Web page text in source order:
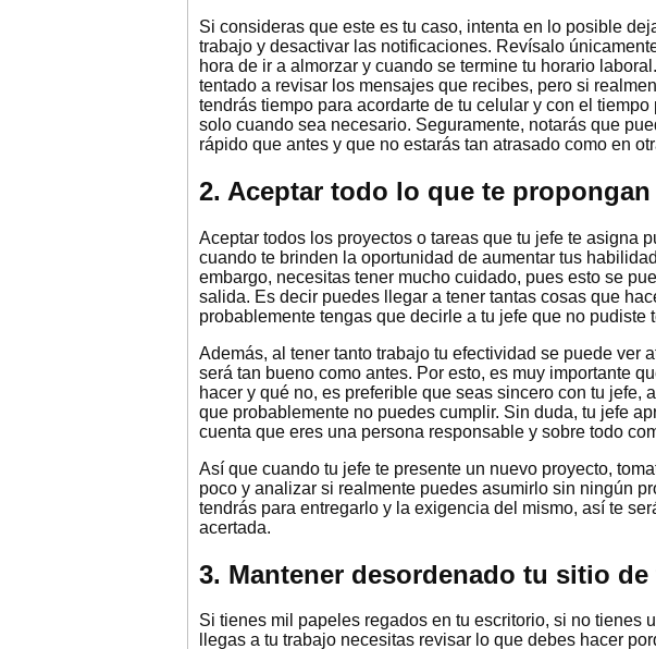
Si consideras que este es tu caso, intenta en lo posible
trabajo y desactivar las notificaciones. Revísalo
hora de ir a almorzar y cuando se termine tu horario
tentado a revisar los mensajes que recibes, pero si
tendrás tiempo para acordarte de tu celular y con el
solo cuando sea necesario. Seguramente, notarás que
rápido que antes y que no estarás tan atrasado como en
2. Aceptar todo lo que te propongan
Aceptar todos los proyectos o tareas que tu jefe te asigna
cuando te brinden la oportunidad de aumentar tus
embargo, necesitas tener mucho cuidado, pues esto se
salida. Es decir puedes llegar a tener tantas cosas que
probablemente tengas que decirle a tu jefe que no pudiste
Además, al tener tanto trabajo tu efectividad se puede ver
será tan bueno como antes. Por esto, es muy importante
hacer y qué no, es preferible que seas sincero con tu jefe,
que probablemente no puedes cumplir. Sin duda, tu jefe
cuenta que eres una persona responsable y sobre todo
Así que cuando tu jefe te presente un nuevo proyecto,
poco y analizar si realmente puedes asumirlo sin ningún
tendrás para entregarlo y la exigencia del mismo, así te
acertada.
3. Mantener desordenado tu sitio de
Si tienes mil papeles regados en tu escritorio, si no tienes
llegas a tu trabajo necesitas revisar lo que debes hacer